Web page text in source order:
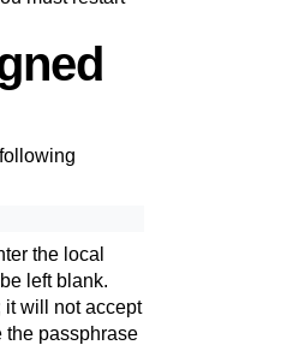
the local
left blank.
it will not accept
the passphrase